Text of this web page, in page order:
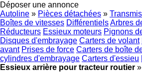
Déposer une annonce
Autoline » Pièces détachées »
Boîtes de vitesses DifférentielsArbres
Réducteurs Essieux moteurs Pignons
Disques d'embrayage Carters de volant
avant Prises de force Carters de boîte
cylindres d'embrayage Carters d'essieu
Essieux arrière pour tracteur routier »